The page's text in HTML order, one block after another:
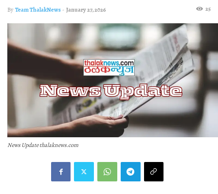
By Team ThalakNews- January 27, 2026 25
News Update thalaknews.com